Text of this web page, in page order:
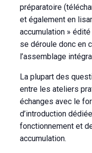
préparatoire
et également en
accumulation »
se déroule donc en
l’assemblage
La plupart des
entre les ateliers
échanges avec le
d’introduction
fonctionnement et
accumulation.